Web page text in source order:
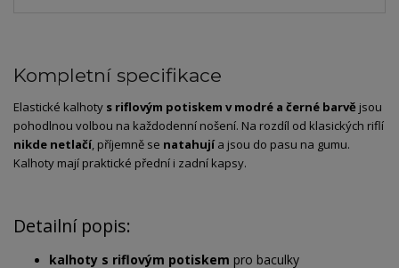
Kompletní specifikace
Elastické kalhoty s riflovým potiskem v modré a černé barvě jsou
pohodlnou volbou na každodenní nošení. Na rozdíl od klasických riflí
nikde netlačí, příjemně se natahujía jsou do pasu na gumu.
Kalhoty mají praktické přední i zadní kapsy.
Detailní popis:
kalhoty s riflovým potiskem pro baculky